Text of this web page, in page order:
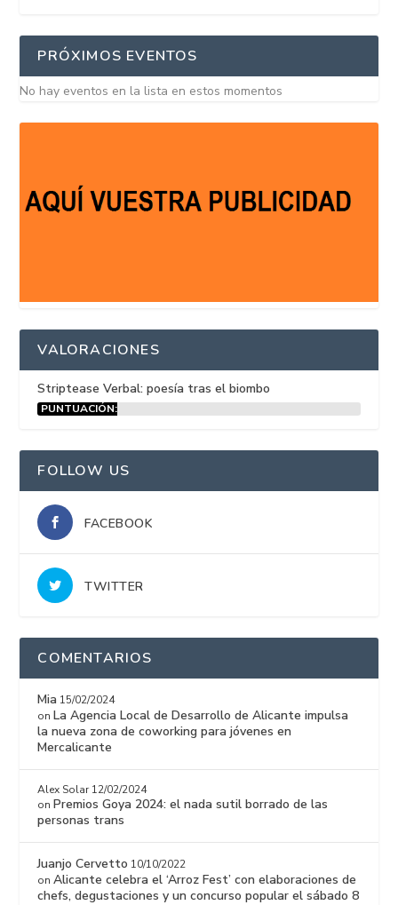
PRÓXIMOS EVENTOS
No hay eventos en la lista en estos momentos
VALORACIONES
Striptease Verbal: poesía tras el biombo
PUNTUACIÓN:
FOLLOW US
FACEBOOK
TWITTER
COMENTARIOS
Mia 15/02/2024
on La Agencia Local de Desarrollo de Alicante impulsa
la nueva zona de coworking para jóvenes en
Mercalicante
Alex Solar 12/02/2024
on Premios Goya 2024: el nada sutil borrado de las
personas trans
Juanjo Cervetto 10/10/2022
onAlicante celebra el ‘Arroz Fest’ con elaboraciones de
chefs, degustaciones y un concurso popular el sábado 8